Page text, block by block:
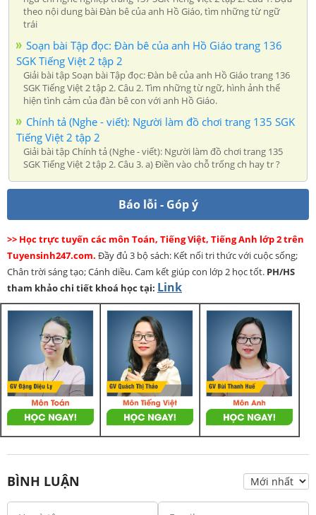
theo nội dung bài Đàn bê của anh Hồ Giáo, tìm những từ ngữ
trái
Soạn bài Tập đọc: Đàn bê của anh Hồ Giáo trang 136
SGK Tiếng Việt 2 tập 2
Giải bài tập Soạn bài Tập đọc: Đàn bê của anh Hồ Giáo trang 136
SGK Tiếng Việt 2 tập 2. Câu 2. Tìm những từ ngữ, hình ảnh thể
hiện tình cảm của đàn bê con với anh Hồ Giáo.
Chính tả (Nghe - viết): Người làm đồ chơi trang 135 SGK
Tiếng Việt 2 tập 2
Giải bài tập Chính tả (Nghe - viết): Người làm đồ chơi trang 135
SGK Tiếng Việt 2 tập 2. Câu 3. a) Điền vào chỗ trống ch hay tr ?
Báo lỗi - Góp ý
>> Học trực tuyến các môn Toán, Tiếng Việt, Tiếng Anh lớp 2 trên
Tuyensinh247.com. Đầy đủ 3 bộ sách: Kết nối tri thức với cuộc sống;
Chân trời sáng tạo; Cánh diều. Cam kết giúp con lớp 2 học tốt. PH/HS
tham khảo chi tiết khoá học tại: Link
BÌNH LUẬN